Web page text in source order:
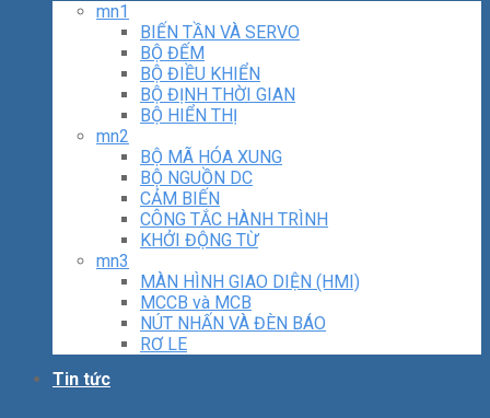
mn1
BIẾN TẦN VÀ SERVO
BỘ ĐẾM
BỘ ĐIỀU KHIỂN
BỘ ĐỊNH THỜI GIAN
BỘ HIỂN THỊ
mn2
BỘ MÃ HÓA XUNG
BỘ NGUỒN DC
CẢM BIẾN
CÔNG TẮC HÀNH TRÌNH
KHỞI ĐỘNG TỪ
mn3
MÀN HÌNH GIAO DIỆN (HMI)
MCCB và MCB
NÚT NHẤN VÀ ĐÈN BÁO
RƠ LE
Tin tức